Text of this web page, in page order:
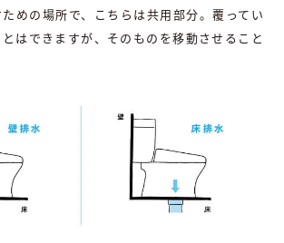
めの場所で、こちらは共用部分。覆ってい
はできますが、そのものを移動させること